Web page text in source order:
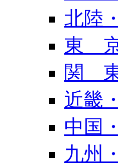
北陸
東
関
近畿
中国
九州